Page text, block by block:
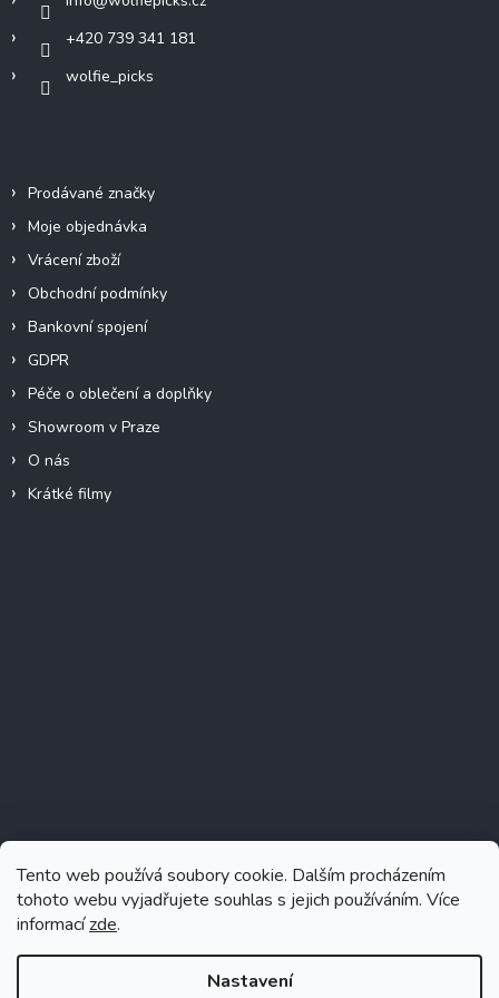
Tento web používá soubory cookie. Dalším procházením
tohoto webu vyjadřujete souhlas s jejich používáním. Více
informacízde.
Nastavení
+420 739 341 181
wolfie_picks
Prodávané značky
Moje objednávka
Vrácení zboží
Obchodní podmínky
Bankovní spojení
GDPR
Péče o oblečení a doplňky
Showroom v Praze
O nás
Krátké filmy
Sledovat na Instagramu